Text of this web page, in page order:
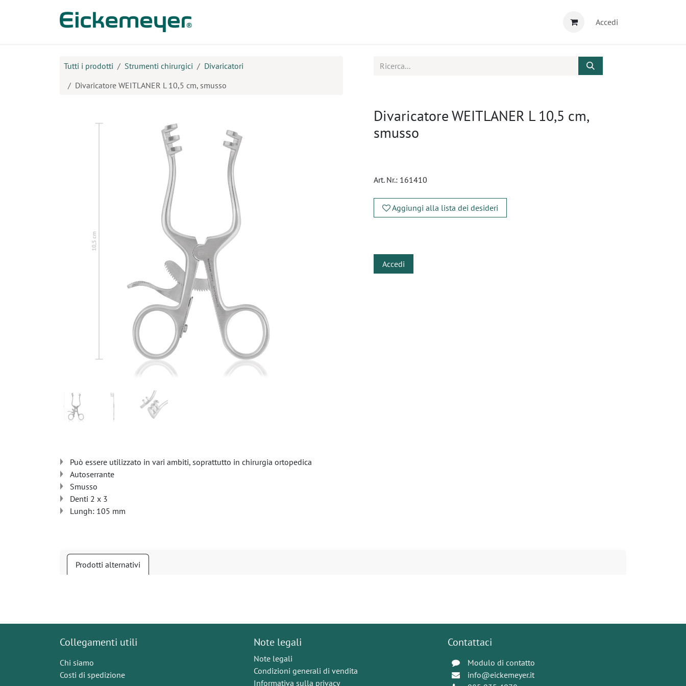
Accedi
Tutti i prodotti Strumenti chirurgici
Divaricatori
Divaricatore WEITLANER L 10,5 cm, smusso
Divaricatore WEITLANER L 10,5 cm,
smusso
Art. Nr.: 161410
Aggiungi alla lista dei desideri
Accedi
Può essere utilizzato in vari ambiti, soprattutto in chirurgia ortopedica
Autoserrante
Smusso
Denti 2 x 3
Lungh: 105 mm
Prodotti alternativi
Collegamenti utili
Chi siamo
Costi di spedizione
Note legali
Note legali
Condizioni generali di vendita
Informativa sulla privacy
Contattaci
Modulo di contatto
info@eickemeyer.it